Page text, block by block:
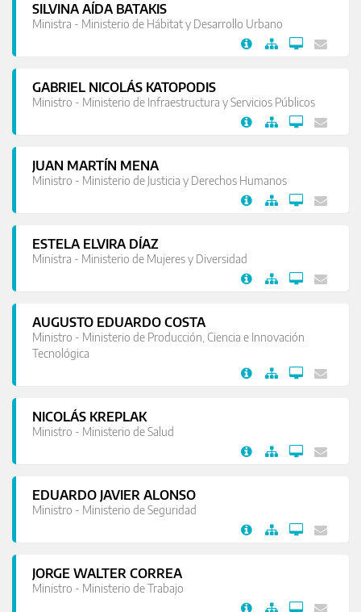
SILVINA AÍDA BATAKIS
Ministra - Ministerio de Hábitat y Desarrollo Urbano
GABRIEL NICOLÁS KATOPODIS
Ministro - Ministerio de Infraestructura y Servicios Públicos
JUAN MARTÍN MENA
Ministro - Ministerio de Justicia y Derechos Humanos
ESTELA ELVIRA DÍAZ
Ministra - Ministerio de Mujeres y Diversidad
AUGUSTO EDUARDO COSTA
Ministro - Ministerio de Producción, Ciencia e Innovación
Tecnológica
NICOLÁS KREPLAK
Ministro - Ministerio de Salud
EDUARDO JAVIER ALONSO
Ministro - Ministerio de Seguridad
JORGE WALTER CORREA
Ministro - Ministerio de Trabajo